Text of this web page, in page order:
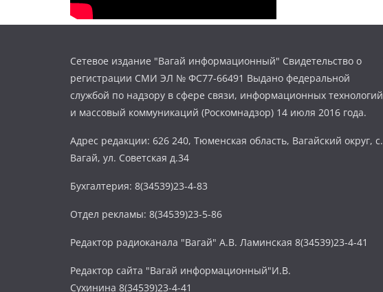
Сетевое издание "Вагай информационный" Свидетельство о
регистрации СМИ ЭЛ № ФС77-66491 Выдано федеральной
службой по надзору в сфере связи, информационных технологий
и массовый коммуникаций (Роскомнадзор) 14 июля 2016 года.
Адрес редакции: 626 240, Тюменская область, Вагайский округ, с.
Вагай, ул. Советская д.34
Бухгалтерия: 8(34539)23-4-83
Отдел рекламы: 8(34539)23-5-86
Редактор радиоканала "Вагай" А.В. Ламинская 8(34539)23-4-41
Редактор сайта "Вагай информационный"И.В.
Сухинина 8(34539)23-4-41